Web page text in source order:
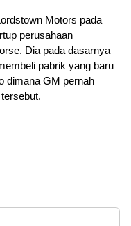
Motors pada
perusahaan
Dia pada dasarnya
pabrik yang baru
dimana GM pernah